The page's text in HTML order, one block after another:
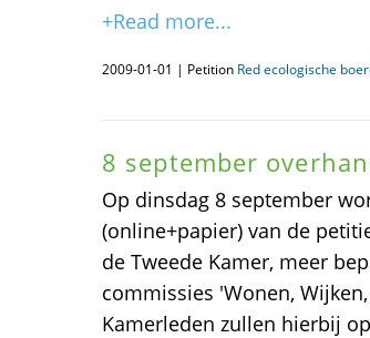
+Read more...
2009-01-01 | Petition Red ecologische
8 september
Op dinsdag 8 september
(online+papier) van de
de Tweede Kamer, meer
commissies 'Wonen,
Kamerleden zullen hierbij